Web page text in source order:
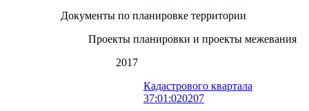
Документы по планировке территории
Проекты планировки и проекты межевания
2017
Кадастрового квартала
37:01:020207